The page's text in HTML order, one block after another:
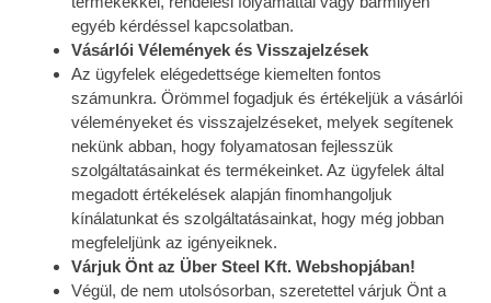
egyéb kérdéssel kapcsolatban.
Vásárlói Vélemények és Visszajelzések
Az ügyfelek elégedettsége kiemelten fontos
számunkra. Örömmel fogadjuk és értékeljük a vásárlói
véleményeket és visszajelzéseket, melyek segítenek
nekünk abban, hogy folyamatosan fejlesszük
szolgáltatásainkat és termékeinket. Az ügyfelek által
megadott értékelések alapján finomhangoljuk
kínálatunkat és szolgáltatásainkat, hogy még jobban
megfeleljünk az igényeiknek.
Várjuk Önt az Über Steel Kft. Webshopjában!
Végül, de nem utolsósorban, szeretettel várjuk Önt a